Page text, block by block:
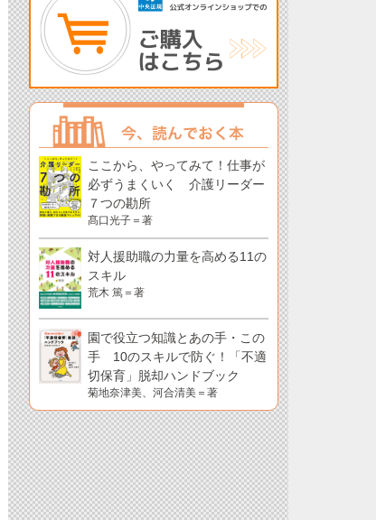
ここから、やってみて！仕事が
必ずうまくいく 介護リーダー
７つの勘所
髙口光子＝著
対人援助職の力量を高める11の
スキル
荒木 篤＝著
園で役立つ知識とあの手・この
手 10のスキルで防ぐ！「不適
切保育」脱却ハンドブック
菊地奈津美、河合清美＝著